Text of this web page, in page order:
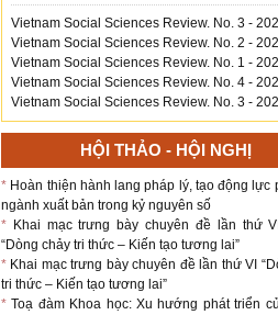
Vietnam Social Sciences Review. No. 3 -
Vietnam Social Sciences Review. No. 2 -
Vietnam Social Sciences Review. No. 1 -
Vietnam Social Sciences Review. No. 4 -
Vietnam Social Sciences Review. No. 3 -
HỘI THẢO - HỘI NGHỊ
* Hoàn thiện hành lang pháp lý, tạo động lực
ngành xuất bản trong kỷ nguyên số
* Khai mạc trưng bày chuyên đề lần thứ
“Dòng chảy tri thức – Kiến tạo tương lai”
* Khai mạc trưng bày chuyên đề lần thứ VI
tri thức – Kiến tạo tương lai”
*Toạ đàm Khoa học: Xu hướng phát triển